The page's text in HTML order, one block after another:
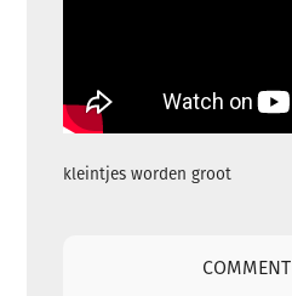
kleintjes worden groot